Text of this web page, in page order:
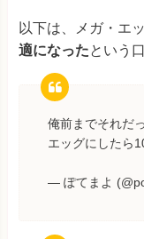
以下は、メガ・エ
適になったという
俺前までそれだ
エッグにしたら
— ぽてまよ